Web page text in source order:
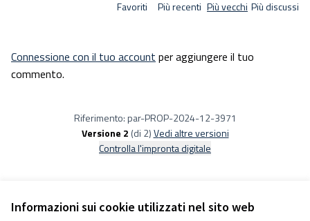
Informazioni sui cookie utilizzati nel sito web
Favoriti Più recenti Più vecchi Più discussi
Connessione con il tuo account per aggiungere il tuo
commento.
Riferimento: par-PROP-2024-12-3971
Versione 2 (di 2) vedi altre versioni
Controlla l'impronta digitale